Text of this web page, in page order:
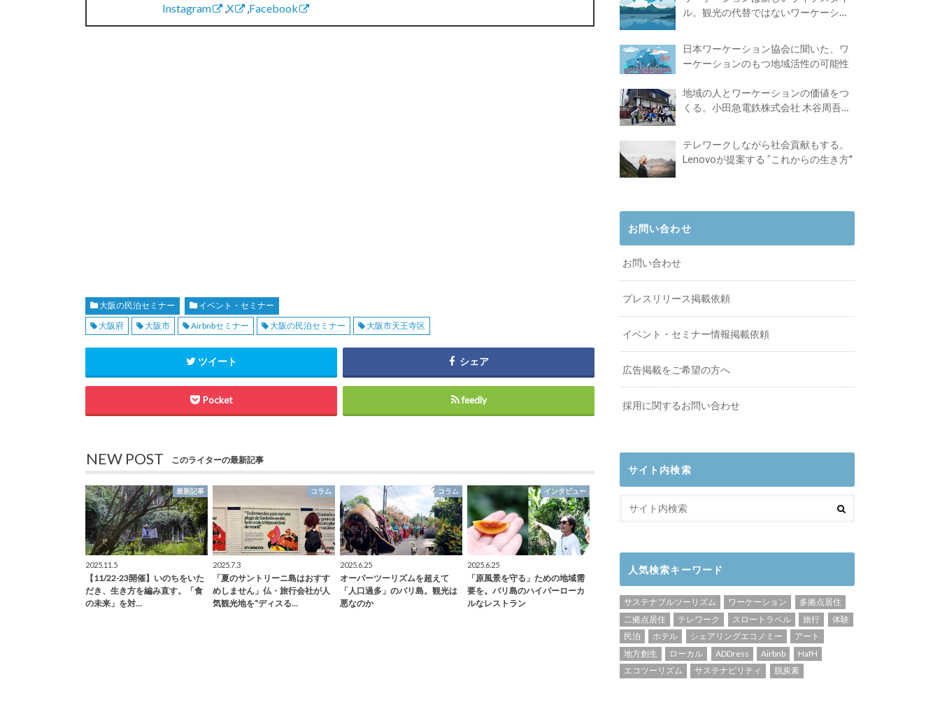
Instagram
X Facebook
大阪の民泊セミナー
イベント・セミナー
大阪府
大阪市 Airbnbセミナー 大阪の民泊セミナー 大阪市天王寺区
ツイート シェア
Pocket feedly
NEW POST このライターの最新記事
最新記事
2025.11.5
【11/22-23開催】いのちをいた
だき、生き方を編み直す。「食
の未来」を対…
コラム
2025.7.3
「夏のサントリーニ島はおすす
めしません」仏・旅行会社が人
気観光地を“ディスる…
コラム
2025.6.25
オーバーツーリズムを超えて
「人口過多」のバリ島。観光は
悪なのか
インタビュー
2025.6.25
「原風景を守る」ための地域需
要を。バリ島のハイパーローカ
ルなレストラン
ル。観光の代替ではないワーケーショ
日本ワーケーション協会に聞いた、ワ
ーケーションのもつ地域活性の可能性
地域の人とワーケーションの価値をつ
くる。小田急電鉄株式会社 木谷周吾さ
テレワークしながら社会貢献もする。
Lenovoが提案する ”これからの生き方"
お問い合わせ
お問い合わせ
プレスリリース掲載依頼
イベント・セミナー情報掲載依頼
広告掲載をご希望の方へ
採用に関するお問い合わせ
サイト内検索
人気検索キーワード
サステナブルツーリズム ワーケーション
多拠点居住
二拠点居住
テレワーク スロートラベル 旅行
体験
民泊
ホテル シェアリングエコノミー
アート
地方創生
ローカル ADDress Airbnb
HafH
エコツーリズム
サステナビリティ 脱炭素